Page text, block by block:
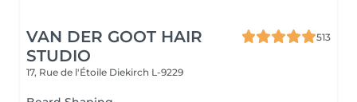
VAN DER GOOT HAIR
STUDIO
513
17, Rue de l'Étoile Diekirch L-9229